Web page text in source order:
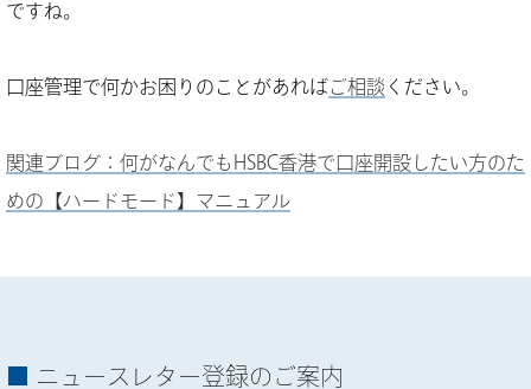
ですね。
口座管理で何かお困りのことがあればご相談 ください。
関連ブログ：何がなんでもHSBC香港で口座開設したい方のた
めの【ハードモード】マニュアル
ニュースレター登録のご案内